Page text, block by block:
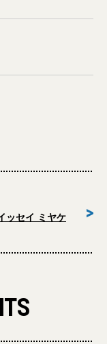
ッセイ ミヤケ
>